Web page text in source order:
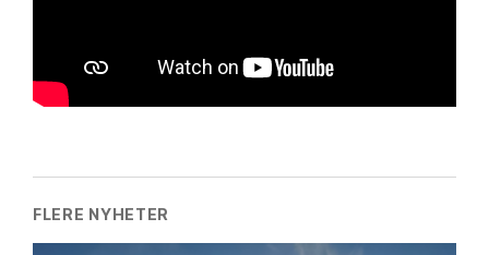
FLERE NYHETER